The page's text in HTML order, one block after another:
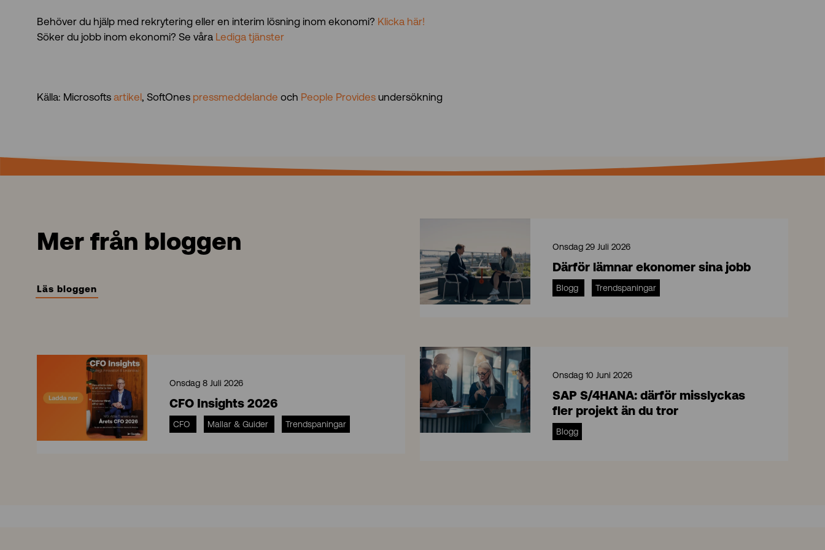
Behöver du hjälp med rekrytering eller en interim lösning inom ekonomi? Klicka här!
Söker du jobb inom ekonomi? Se våra Lediga tjänster
Källa: Microsofts artikel, SoftOnes pressmeddelande och People Provides undersökning
Mer från bloggen
Läs bloggen
Onsdag 29 Juli 2026
Därför lämnar ekonomer sina jobb
Blogg Trendspaningar
Onsdag 8 Juli 2026
CFO Insights 2026
CFO Mallar & Guider Trendspaningar
Onsdag 10 Juni 2026
SAP S/4HANA: därför misslyckas
fler projekt än du tror
Blogg